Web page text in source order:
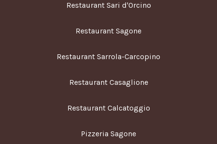
Restaurant Sari d'Orcino
Restaurant Sagone
Restaurant Sarrola-Carcopino
Restaurant Casaglione
Restaurant Calcatoggio
Pizzeria Sagone